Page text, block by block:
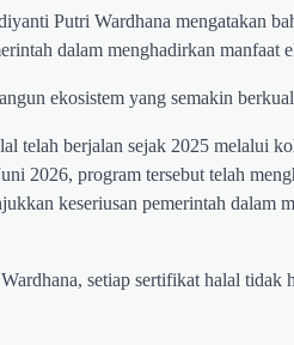
Putri Wardhana mengatakan
dalam menghadirkan manfaat
ekosistem yang semakin
telah berjalan sejak 2025 melalui
2026, program tersebut telah
keseriusan pemerintah dalam
setiap sertifikat halal tidak